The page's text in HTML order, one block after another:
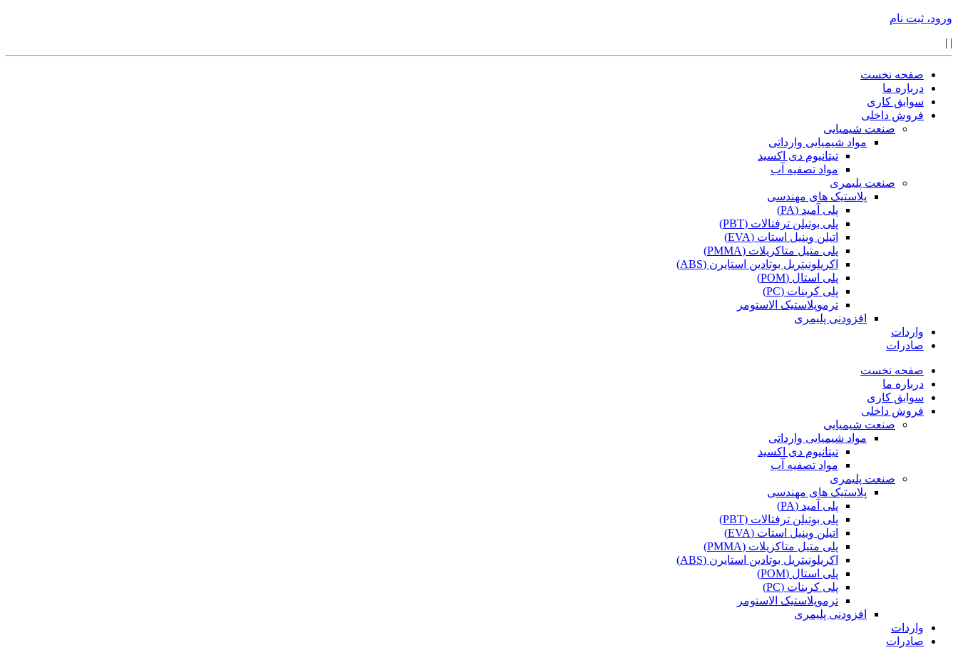
ورود، ثبت نام
|
|
صفحه نخست
درباره ما
سوابق کاری
فروش داخلی
صنعت شیمیایی
مواد شیمیایی وارداتی
تیتانیوم دی اکسید
مواد تصفیه آب
صنعت پلیمری
پلاستیک های مهندسی
پلی آمید (PA)
پلی بوتیلن ترفتالات (PBT)
اتیلن وینیل استات (EVA)
پلی متیل متاکریلات (PMMA)
اکریلونیتریل بوتادین استایرن (ABS)
پلی استال (POM)
پلی کربنات (PC)
ترموپلاستیک الاستومر
افزودنی پلیمری
واردات
صادرات
صفحه نخست
درباره ما
سوابق کاری
فروش داخلی
صنعت شیمیایی
مواد شیمیایی وارداتی
تیتانیوم دی اکسید
مواد تصفیه آب
صنعت پلیمری
پلاستیک های مهندسی
پلی آمید (PA)
پلی بوتیلن ترفتالات (PBT)
اتیلن وینیل استات (EVA)
پلی متیل متاکریلات (PMMA)
اکریلونیتریل بوتادین استایرن (ABS)
پلی استال (POM)
پلی کربنات (PC)
ترموپلاستیک الاستومر
افزودنی پلیمری
واردات
صادرات